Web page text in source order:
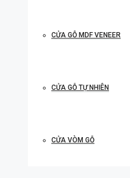
CỬA GỖ MDF VENEER
CỬA GỖ TỰ NHIÊN
CỬA VÒM GỖ